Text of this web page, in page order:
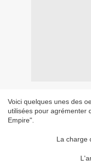
Voici quelques unes des
utilisées pour agrémenter
Empire".
La charge